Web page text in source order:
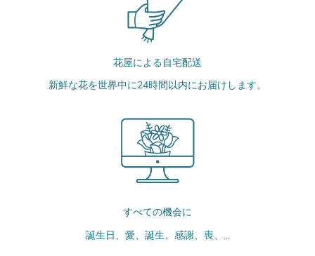
花屋による自宅配送
新鮮な花を世界中に24時間以内にお届けします。
すべての機会に
誕生日、愛、誕生、感謝、喪、...